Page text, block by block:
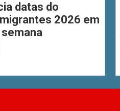
datas do
2026 em